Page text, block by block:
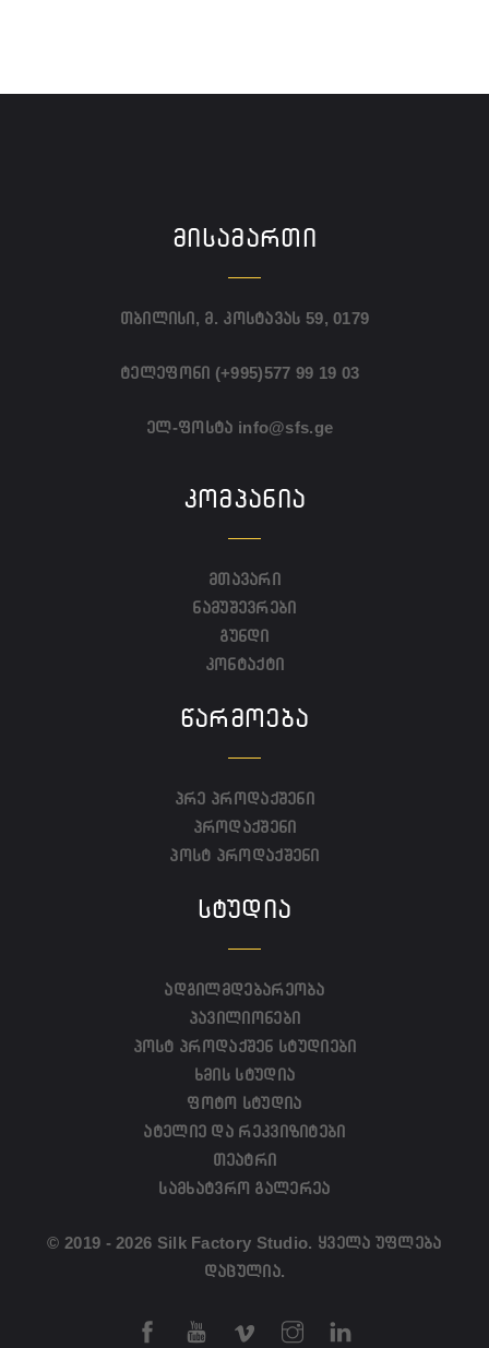
ᲛᲘᲡᲐᲛᲐᲠᲗᲘ
თბილისი, მ. კოსტავას 59, 0179
ტელეფონი (+995)577 99 19 03
ელ-ფოსტა info@sfs.ge
ᲙᲝᲛᲞᲐᲜᲘᲐ
მთავარი
ნამუშევრები
გუნდი
კონტაქტი
ᲬᲐᲠᲛᲝᲔᲑᲐ
პრე პროდაქშენი
პროდაქშენი
პოსტ პროდაქშენი
ᲡᲢᲣᲓᲘᲐ
ადგილმდებარეობა
პავილიონები
პოსტ პროდაქშენ სტუდიები
ხმის სტუდია
ფოტო სტუდია
ატელიე და რეკვიზიტები
თეატრი
სამხატვრო გალერეა
© 2019 - 2026 Silk Factory Studio. ყველა უფლება
დაცულია.